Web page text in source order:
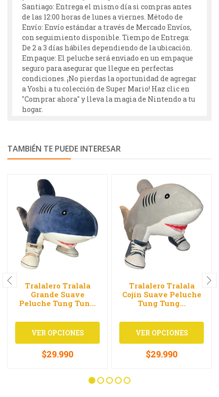
Santiago: Entrega el mismo día si compras antes
de las 12:00 horas de lunes a viernes. Método de
Envío: Envío estándar a través de Mercado Envíos,
con seguimiento disponible. Tiempo de Entrega:
De 2 a 3 días hábiles dependiendo de la ubicación.
Empaque: El peluche será enviado en un empaque
seguro para asegurar que llegue en perfectas
condiciones. ¡No pierdas la oportunidad de agregar
a Yoshi a tu colección de Super Mario! Haz clic en
"Comprar ahora" y lleva la magia de Nintendo a tu
hogar.
TAMBIÉN TE PUEDE INTERESAR
Tralalero Tralala
Grande Suave
Peluche Tung Tun...
VER OPCIONES
$29.990
Tralalero Tralala
Cojín Suave Peluche
Tung Tung...
VER OPCIONES
$29.990